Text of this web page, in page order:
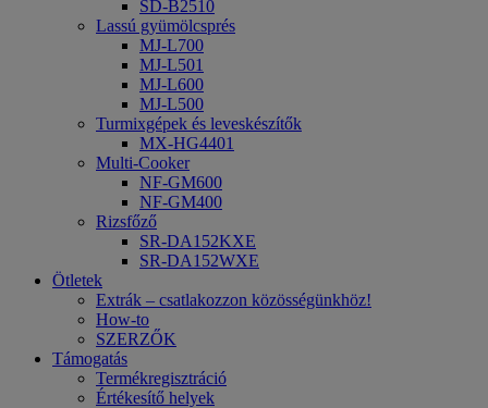
SD-B2510
Lassú gyümölcsprés
MJ-L700
MJ-L501
MJ-L600
MJ-L500
Turmixgépek és leveskészítők
MX-HG4401
Multi-Cooker
NF-GM600
NF-GM400
Rizsfőző
SR-DA152KXE
SR-DA152WXE
Ötletek
Extrák – csatlakozzon közösségünkhöz!
How-to
SZERZŐK
Támogatás
Termékregisztráció
Értékesítő helyek